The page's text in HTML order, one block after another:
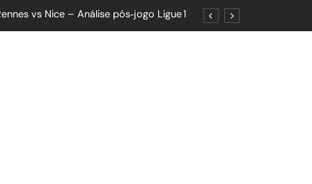
vs Nice – Análise pós‑jogo Ligue 1
o Resultado Esconde o Progresso
Que Nasceu da Garra e do Controle
Um Jogo de Controle e Maturidade